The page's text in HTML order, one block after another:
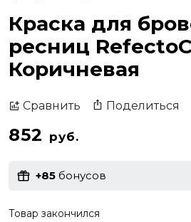
Краска для
ресниц
Коричневая
Сравнить Поделиться
852 руб.
+85 бонусов
Товар закончился